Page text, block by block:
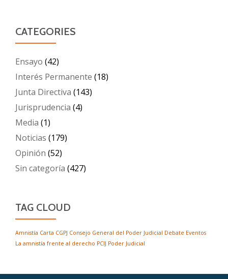
CATEGORIES
Ensayo (42)
Interés Permanente (18)
Junta Directiva (143)
Jurisprudencia (4)
Media (1)
Noticias (179)
Opinión (52)
Sin categoría (427)
TAG CLOUD
Amnistía Carta CGPJ Consejo General del Poder Judicial Debate Eventos
La amnistía frente al derecho PCIJ Poder Judicial